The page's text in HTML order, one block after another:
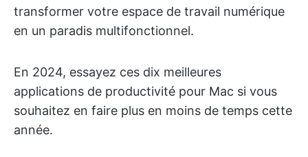
transformer votre espace de travail numérique
en un paradis multifonctionnel.
En 2024, essayez ces dix meilleures
applications de productivité pour Mac si vous
souhaitez en faire plus en moins de temps cette
année.